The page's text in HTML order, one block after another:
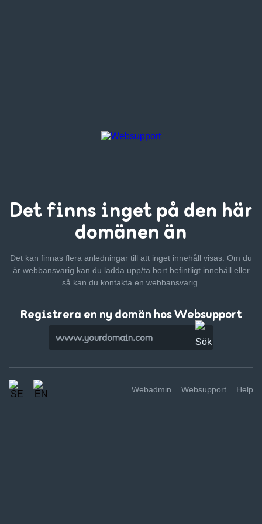
Det finns inget på den här
domänen än
Det kan finnas flera anledningar till att inget innehåll visas. Om du
är webbansvarig kan du ladda upp/ta bort befintligt innehåll eller
så kan du kontakta en webbansvarig.
Registrera en ny domän hos Websupport
Webadmin Websupport Help